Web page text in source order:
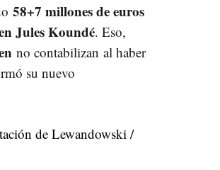
58+7 millones de euros
Jules Koundé. Eso,
no contabilizan al haber
su nuevo